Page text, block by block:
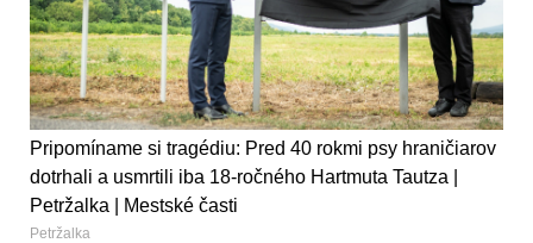
Pripomíname si tragédiu: Pred 40 rokmi psy hraničiarov
dotrhali a usmrtili iba 18-ročného Hartmuta Tautza |
Petržalka | Mestské časti
Petržalka